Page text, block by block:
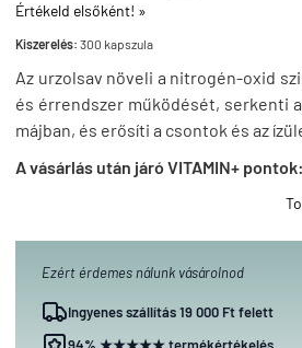
Értékeld elsőként! »
Kiszerelés: 300 kapszula
Az urzolsav növeli a nitrogén-oxid
és érrendszer működését, serkenti
májban, és erősíti a csontok és az
A vásárlás után járó VITAMIN+ pontok:
Ezért érdemes nálunk vásárolnod
Ingyenes szállítás 19 000 Ft felett